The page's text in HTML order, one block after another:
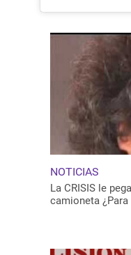
NOTICIAS
La CRISIS le
camioneta